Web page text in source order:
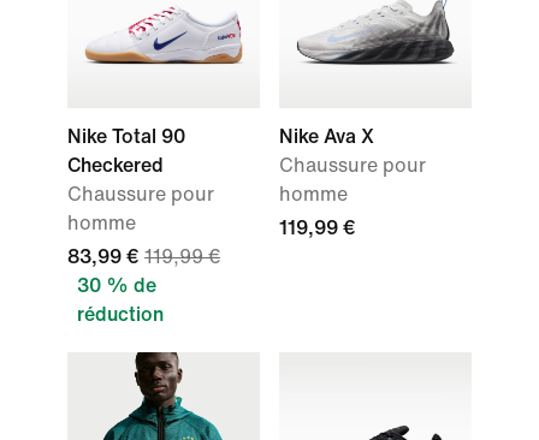
Nike Total 90
Checkered
Chaussure pour
homme
83,99 € 119,99 €
30 % de
réduction
Nike Ava X
Chaussure pour
homme
119,99 €